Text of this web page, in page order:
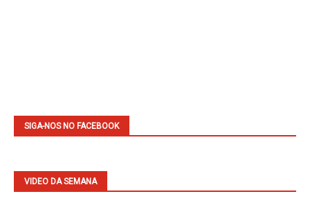
SIGA-NOS NO FACEBOOK
VIDEO DA SEMANA